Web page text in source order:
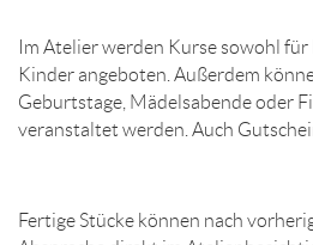
Im Atelier werden Kurse sowohl
Kinder angeboten. Außerdem
Geburtstage, Mädelsabende oder
veranstaltet werden. Auch
Fertige Stücke können nach